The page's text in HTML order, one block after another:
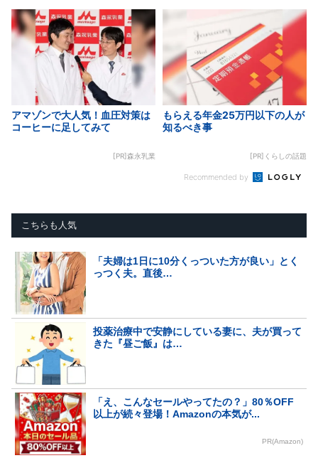
アマゾンで大人気！血圧対策は
コーヒーに足してみて
[PR]森永乳業
もらえる年金25万円以下の人が
知るべき事
[PR]くらしの話題
Recommended by
こちらも人気
「夫婦は1日に10分くっついた方が良い」とく
っつく夫。直後…
投薬治療中で安静にしている妻に、夫が買って
きた『昼ご飯』は…
「え、こんなセールやってたの？」80％OFF
以上が続々登場！Amazonの本気が...
PR(Amazon)